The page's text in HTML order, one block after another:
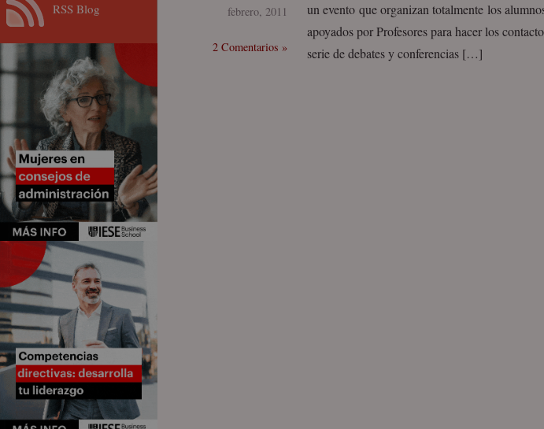
febrero, 2011
2 Comentarios »
un evento que organizan totalmente los
apoyados por Profesores para hacer los
serie de debates y conferencias […]
RSS Blog